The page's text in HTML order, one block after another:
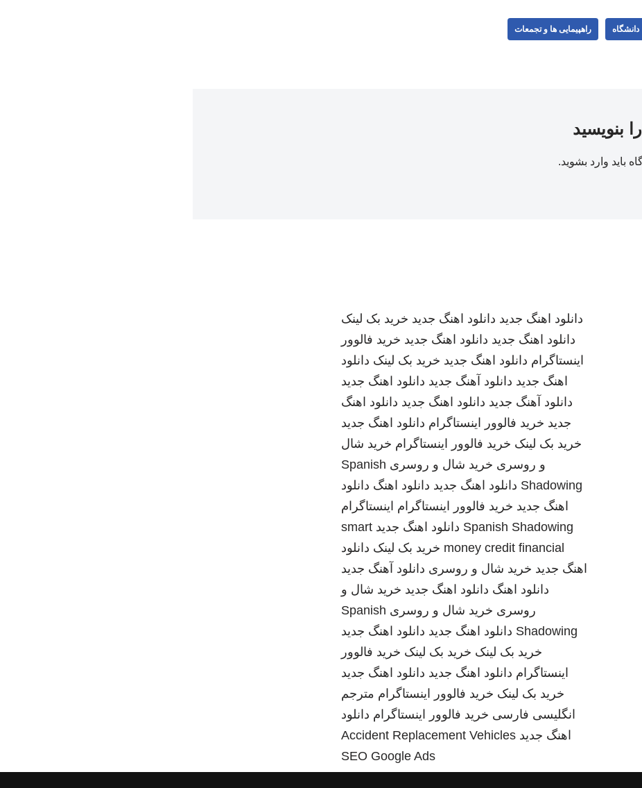
دانشگاه راهپیمایی ها و تجمعات
بنویسید
باید وارد بشوید.
دانلود اهنگ جدید دانلود اهنگ جدید خرید بک لینک
دانلود اهنگ جدید دانلود اهنگ جدید خرید فالوور
اینستاگرام دانلود اهنگ جدید خرید بک لینک دانلود
اهنگ جدید دانلود آهنگ جدید دانلود اهنگ جدید
دانلود آهنگ جدید دانلود اهنگ جدید دانلود اهنگ
جدید خرید فالوور اینستاگرام دانلود اهنگ جدید
خرید بک لینک خرید فالوور اینستاگرام خرید شال
و روسری خرید شال و روسری Spanish
Shadowing دانلود اهنگ جدید دانلود اهنگ دانلود
اهنگ جدید خرید فالوور اینستاگرام اینستاگرام
Spanish Shadowing دانلود اهنگ جدید smart
money credit financial خرید بک لینک دانلود
اهنگ جدید خرید شال و روسری دانلود آهنگ جدید
دانلود اهنگ دانلود اهنگ جدید خرید شال و
روسری خرید شال و روسری Spanish
Shadowing دانلود اهنگ جدید دانلود اهنگ جدید
خرید بک لینک خرید بک لینک خرید فالوور
اینستاگرام دانلود اهنگ جدید دانلود اهنگ جدید
خرید بک لینک خرید فالوور اینستاگرام مترجم
انگلیسی فارسی خرید فالوور اینستاگرام دانلود
اهنگ جدید Accident Replacement Vehicles
SEO Google Ads